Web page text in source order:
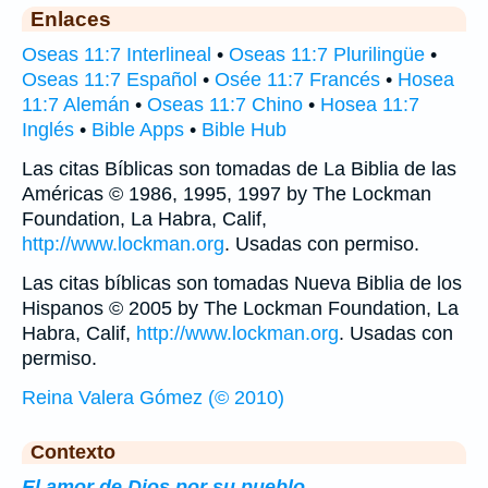
Enlaces
Oseas 11:7 Interlineal • Oseas 11:7 Plurilingüe •
Oseas 11:7 Español • Osée 11:7 Francés • Hosea
11:7 Alemán • Oseas 11:7 Chino • Hosea 11:7
Inglés • Bible Apps • Bible Hub
Las citas Bíblicas son tomadas de La Biblia de las
Américas © 1986, 1995, 1997 by The Lockman
Foundation, La Habra, Calif,
http://www.lockman.org. Usadas con permiso.
Las citas bíblicas son tomadas Nueva Biblia de los
Hispanos © 2005 by The Lockman Foundation, La
Habra, Calif, http://www.lockman.org. Usadas con
permiso.
Reina Valera Gómez (© 2010)
Contexto